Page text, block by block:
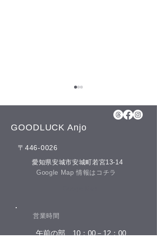
ナツツバキ
GOODLUCK Anjo
​〒446-0026
​愛知県安城市安城町若宮13-14
​Google Map 情報はコチラ
​営業時間
​午前の部 10：00－12：00